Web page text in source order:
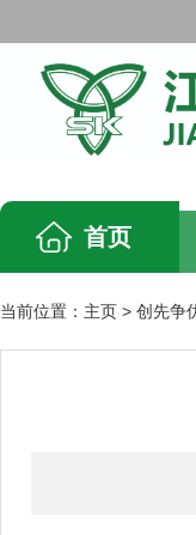
首页
当前位置： 主页 > 创先争